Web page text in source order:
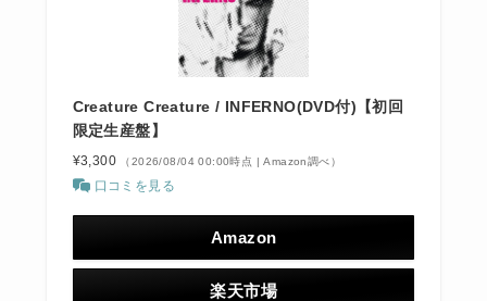
Creature Creature / INFERNO(DVD付)【初回
限定生産盤】
¥3,300 （2026/08/04 00:00時点 | Amazon調べ）
口コミを見る
Amazon
楽天市場